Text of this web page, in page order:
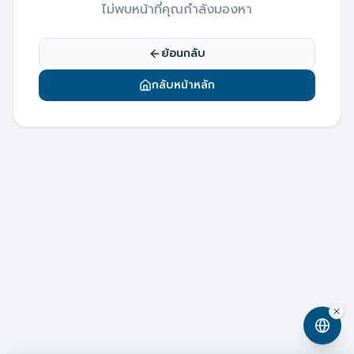
ไม่พบหน้าที่คุณกำลังมองหา
ย้อนกลับ
กลับหน้าหลัก